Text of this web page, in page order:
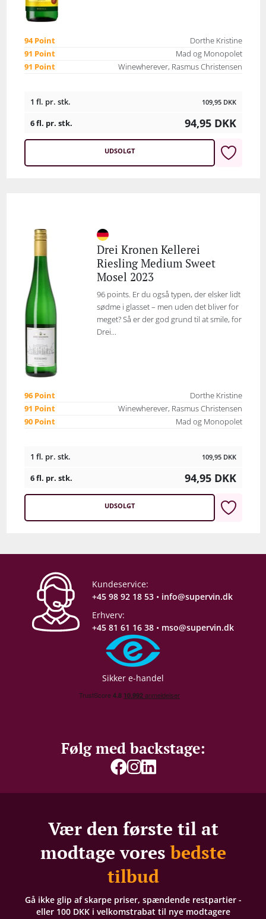
94 Point
Dorthe Kristine
91 Point
Mad og Monopolet
91 Point
Winewherever, Rasmus Christensen
1 fl. pr. stk. 109,95 DKK
6 fl. pr. stk. 94,95 DKK
UDSOLGT
Drei Kronen Kellerei
Riesling Medium Sweet
Mosel 2023
96 points. Er du også typen, der elsker lidt
sødme i glasset – men uden det bliver for
meget? Så er der god grund til at smile, for
Drei...
96 Point
Dorthe Kristine
91 Point
Winewherever, Rasmus Christensen
90 Point
Mad og Monopolet
1 fl. pr. stk. 109,95 DKK
6 fl. pr. stk. 94,95 DKK
UDSOLGT
Kundeservice:
+45 98 92 18 53 • info@supervin.dk
Erhverv:
+45 81 61 16 38 • mso@supervin.dk
Sikker e-handel
Følg med backstage:
Vær den første til at
modtage voresbedste
tilbud
Gå ikke glip af skarpe priser, spændende restpartier -
eller 100 DKK i velkomstrabat til nye modtagere